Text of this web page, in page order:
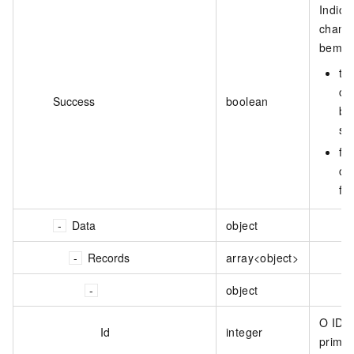
Success boolean
bem-
Data object
Records array<object>
object
Id integer
O ID